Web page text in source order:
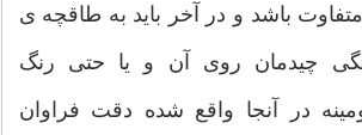
متفاوت باشد و در آخر باید به طاقچه ی
چیدمان روی آن و یا حتی رنگ
در آنجا واقع شده دقت فراوان